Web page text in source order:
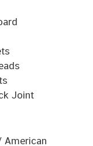
Joint
American